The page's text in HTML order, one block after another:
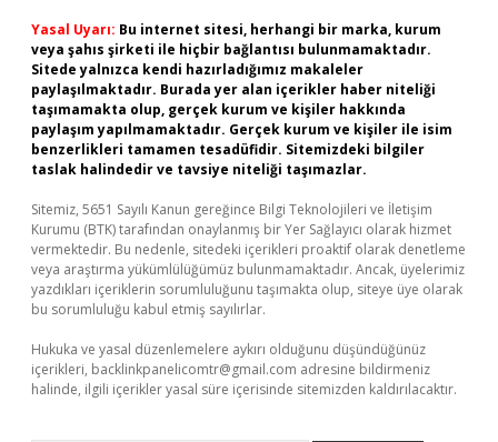
Yasal Uyarı: Bu internet sitesi, herhangi bir marka, kurum
veya şahıs şirketi ile hiçbir bağlantısı bulunmamaktadır.
Sitede yalnızca kendi hazırladığımız makaleler
paylaşılmaktadır. Burada yer alan içerikler haber niteliği
taşımamakta olup, gerçek kurum ve kişiler hakkında
paylaşım yapılmamaktadır. Gerçek kurum ve kişiler ile isim
benzerlikleri tamamen tesadüfidir. Sitemizdeki bilgiler
taslak halindedir ve tavsiye niteliği taşımazlar.
Sitemiz, 5651 Sayılı Kanun gereğince Bilgi Teknolojileri ve İletişim
Kurumu (BTK) tarafından onaylanmış bir Yer Sağlayıcı olarak hizmet
vermektedir. Bu nedenle, sitedeki içerikleri proaktif olarak denetleme
veya araştırma yükümlülüğümüz bulunmamaktadır. Ancak, üyelerimiz
yazdıkları içeriklerin sorumluluğunu taşımakta olup, siteye üye olarak
bu sorumluluğu kabul etmiş sayılırlar.
Hukuka ve yasal düzenlemelere aykırı olduğunu düşündüğünüz
içerikleri, backlinkpanelicomtr@gmail.com adresine bildirmeniz
halinde, ilgili içerikler yasal süre içerisinde sitemizden kaldırılacaktır.